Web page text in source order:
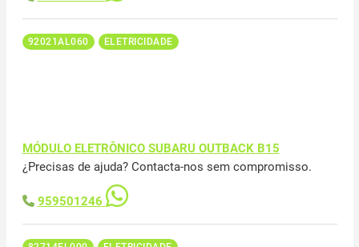
92021AL060 ELETRICIDADE
MÓDULO ELETRÔNICO SUBARU OUTBACK B15
¿Precisas de ajuda? Contacta-nos sem compromisso.
959501246